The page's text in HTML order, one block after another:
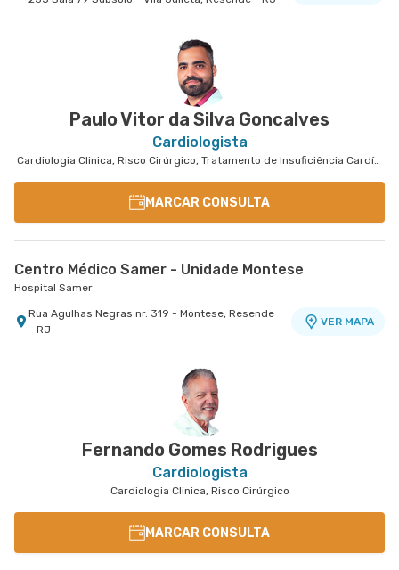
Paulo Vitor da Silva Goncalves
Cardiologista
Cardiologia Clinica, Risco Cirúrgico, Tratamento de Insuficiência Cardíaca
MARCAR CONSULTA
Centro Médico Samer - Unidade Montese
Hospital Samer
Rua Agulhas Negras nr. 319 - Montese, Resende
- RJ
VER MAPA
Fernando Gomes Rodrigues
Cardiologista
Cardiologia Clinica, Risco Cirúrgico
MARCAR CONSULTA